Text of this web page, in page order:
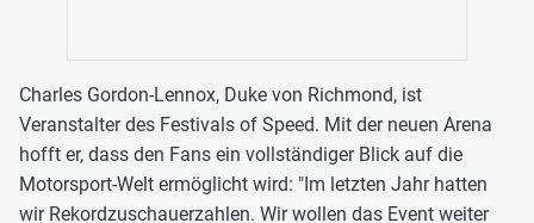
Charles Gordon-Lennox, Duke von Richmond, ist
Veranstalter des Festivals of Speed. Mit der neuen Arena
hofft er, dass den Fans ein vollständiger Blick auf die
Motorsport-Welt ermöglicht wird: "Im letzten Jahr hatten
wir Rekordzuschauerzahlen. Wir wollen das Event weiter